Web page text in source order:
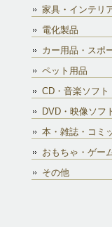
家具・インテリ
電化製品
カー用品・スポ
ペット用品
CD・音楽ソフト
DVD・映像ソフ
本・雑誌・コミ
おもちゃ・ゲー
その他